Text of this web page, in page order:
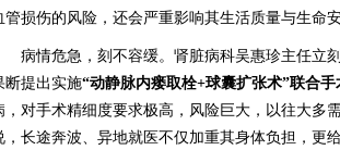
管损伤的风险，还会严重影响其生活质量与生命安
病情危急，刻不容缓。肾脏病科吴惠珍主任立
断提出实施“动静脉内瘘取栓+球囊扩张术”联合手
，对手术精细度要求极高，风险巨大，以往大多
，长途奔波、异地就医不仅加重其身体负担，更